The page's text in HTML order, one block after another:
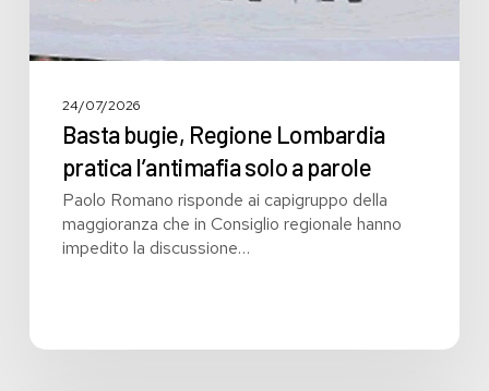
24/07/2026
Basta bugie, Regione Lombardia
pratica l’antimafia solo a parole
Paolo Romano risponde ai capigruppo della
maggioranza che in Consiglio regionale hanno
impedito la discussione…